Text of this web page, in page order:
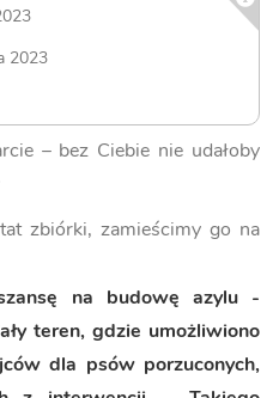
2023
– bez Ciebie nie udałoby
zbiórki, zamieścimy go na
na budowę azylu -
teren, gdzie umożliwiono
dla psów porzuconych,